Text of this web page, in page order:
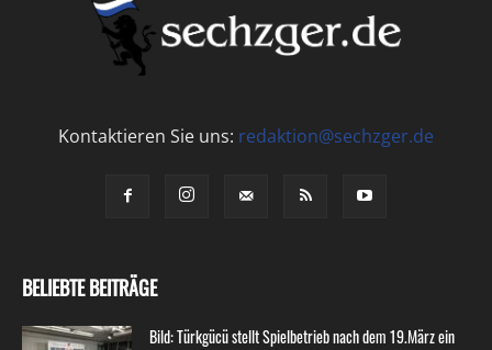
Kontaktieren Sie uns: redaktion@sechzger.de
BELIEBTE BEITRÄGE
Bild: Türkgücü stellt Spielbetrieb nach dem 19.März ein